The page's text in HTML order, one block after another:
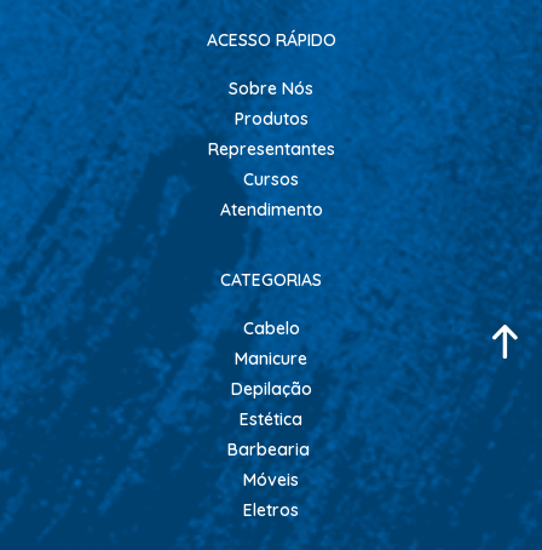
ACESSO RÁPIDO
Sobre Nós
Produtos
Representantes
Cursos
Atendimento
CATEGORIAS
Cabelo
Manicure
Depilação
Estética
Barbearia
Móveis
Eletros